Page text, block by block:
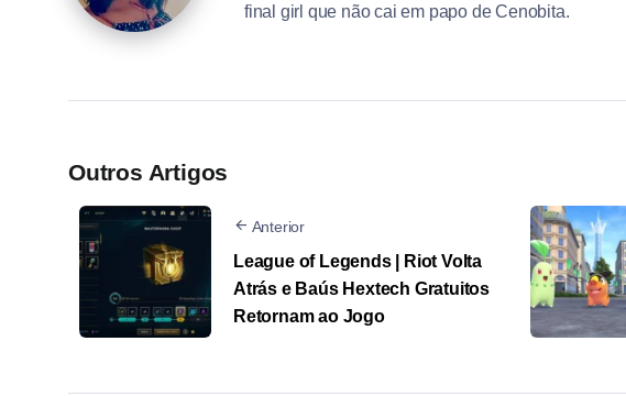
final girl que não cai em papo de Cenobita.
Outros Artigos
Anterior
League of Legends | Riot Volta
Atrás e Baús Hextech Gratuitos
Retornam ao Jogo